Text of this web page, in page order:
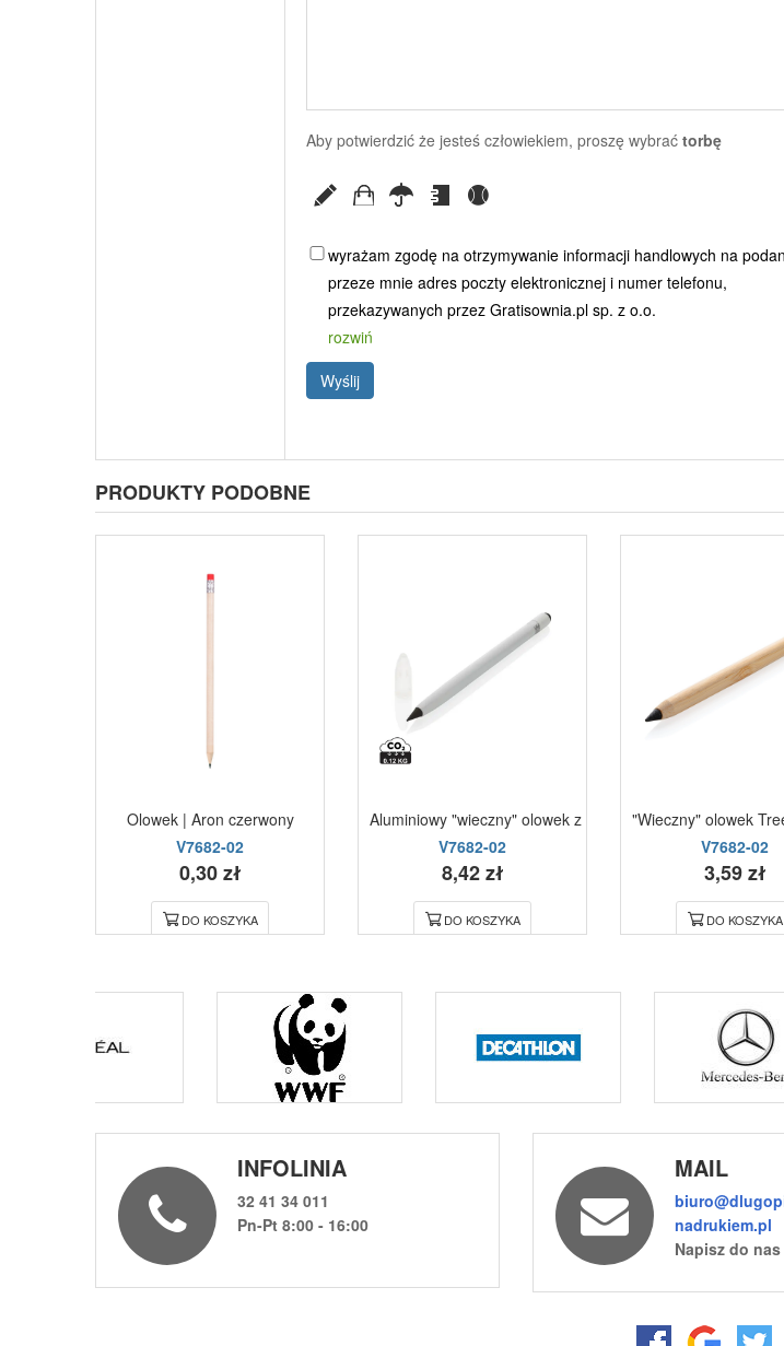
Aby potwierdzić że jesteś człowiekiem, proszę wybrać torbę
wyrażam zgodę na otrzymywanie informacji handlowych na
przeze mnie adres poczty elektronicznej i numer telefonu,
przekazywanych przez Gratisownia.pl sp. z o.o.
rozwiń
Wyślij
PRODUKTY PODOBNE
Olowek | Aron czerwony
V7682-02
0,30 zł
DO KOSZYKA
Aluminiowy "wieczny" olowek z gumka biały
V7682-02
8,42 zł
DO KOSZYKA
"Wieczny" olowek
V7682-02
3,59 zł
DO KOSZYKA
INFOLINIA
32 41 34 011
Pn-Pt 8:00 - 16:00
MAIL
nadrukiem.pl
Napisz do nas